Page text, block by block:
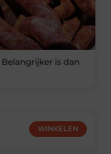
is dan
WINKELEN